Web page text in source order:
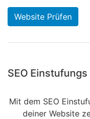
Website Prüfen
SEO
Mit dem SEO
deiner Website